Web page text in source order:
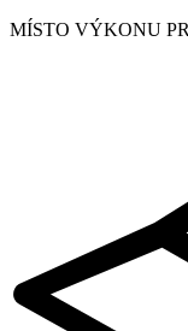
MÍSTO VÝKONU